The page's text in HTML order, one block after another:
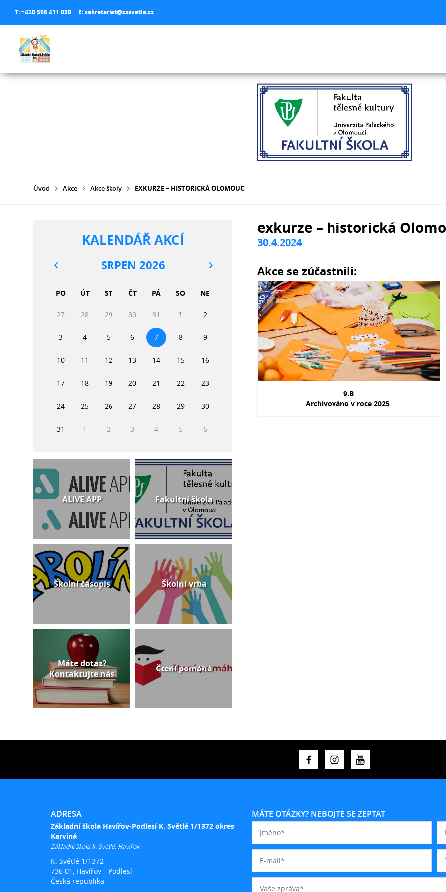
T:+420 596 411 038 E:sekretariat@zssvetle.cz
Úvod Akce Akce školy EXKURZE – HISTORICKÁ OLOMOUC
exkurze – historická
30.4.2024
Akce se zúčastnili:
9.B
Archivováno v roce 2025
KALENDÁŘ AKCÍ
SRPEN 2026
PO ÚT ST ČT PÁ SO NE
27 28 29 30 31 1 2
3 4 5 6 7 8 9
10 11 12 13 14 15 16
17 18 19 20 21 22 23
24 25 26 27 28 29 30
31 1 2 3 4 5 6
ALIVE APP Fakultní škola
Školní časopis Školní vrba
Máte dotaz?
Kontaktujte nás
Čtení pomáhá
ADRESA
Základní škola Havířov-Podlesí K. Světlé 1/1372 okres
Karviná
Základní škola K. Světlé, Havířov
K. Světlé 1/1372
736 01, Havířov – Podlesí
Česká republika
MÁTE OTÁZKY? NEBOJTE SE ZEPTAT